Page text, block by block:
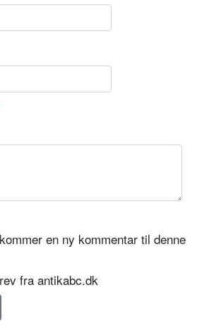
en ny kommentar til denne
fra antikabc.dk